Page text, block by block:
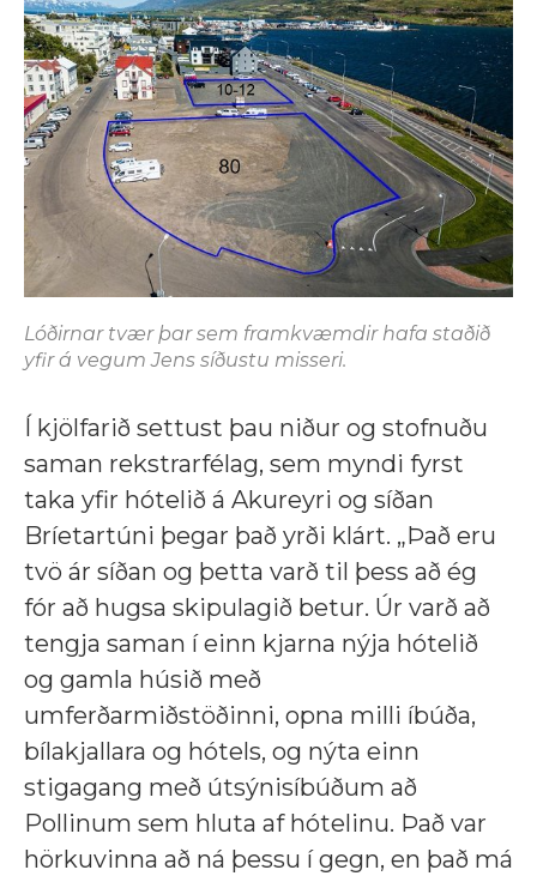
Lóðirnar tvær þar sem framkvæmdir hafa staðið
yfir á vegum Jens síðustu misseri.
Í kjölfarið settust þau niður og stofnuðu
saman rekstrarfélag, sem myndi fyrst
taka yfir hótelið á Akureyri og síðan
Bríetartúni þegar það yrði klárt. „Það eru
tvö ár síðan og þetta varð til þess að ég
fór að hugsa skipulagið betur. Úr varð að
tengja saman í einn kjarna nýja hótelið
og gamla húsið með
umferðarmiðstöðinni, opna milli íbúða,
bílakjallara og hótels, og nýta einn
stigagang með útsýnisíbúðum að
Pollinum sem hluta af hótelinu. Það var
hörkuvinna að ná þessu í gegn, en það má